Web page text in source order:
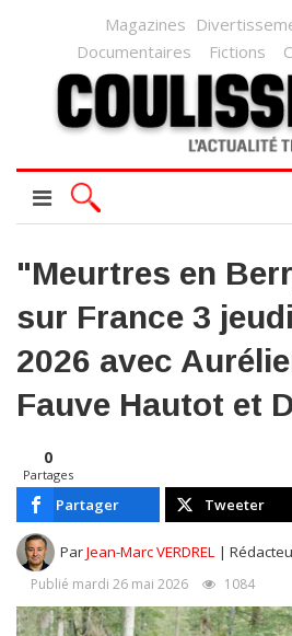
Magazines
Documentaires
Fictions
"Meurtres en
sur France 3
2026 avec
Fauve Hautot et
0
Partages
Partager Tweeter
ParJean-Marc VERDREL |
Publié mardi 26 mai 2026 1084